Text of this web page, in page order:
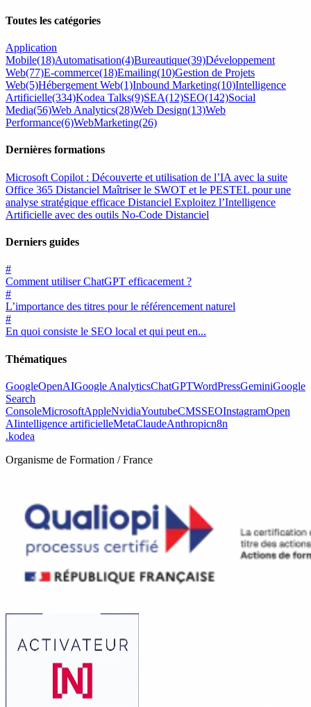
Toutes les catégories
Application
Mobile(18)Automatisation(4)Bureautique(39)Développement
Web(77)E-commerce(18)Emailing(10)Gestion de Projets
Web(5)Hébergement Web(1)Inbound Marketing(10)Intelligence
Artificielle(334)Kodea Talks(9)SEA(12)SEO(142)Social
Media(56)Web Analytics(28)Web Design(13)Web
Performance(6)WebMarketing(26)
Dernières formations
Microsoft Copilot : Découverte et utilisation de l’IA avec la suite
Office 365 Distanciel Maîtriser le SWOT et le PESTEL pour une
analyse stratégique efficace Distanciel Exploitez l’Intelligence
Artificielle avec des outils No-Code Distanciel
Derniers guides
#
Comment utiliser ChatGPT efficacement ?
#
L’importance des titres pour le référencement naturel
#
En quoi consiste le SEO local et qui peut en...
Thématiques
GoogleOpenAIGoogle AnalyticsChatGPTWordPressGeminiGoogle
Search
ConsoleMicrosoftAppleNvidiaYoutubeCMSSEOInstagramOpen
AIintelligence artificielleMetaClaudeAnthropicn8n
.kodea
Organisme de Formation / France